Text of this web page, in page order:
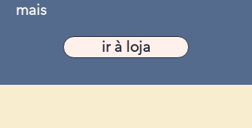
mais
ir à loja